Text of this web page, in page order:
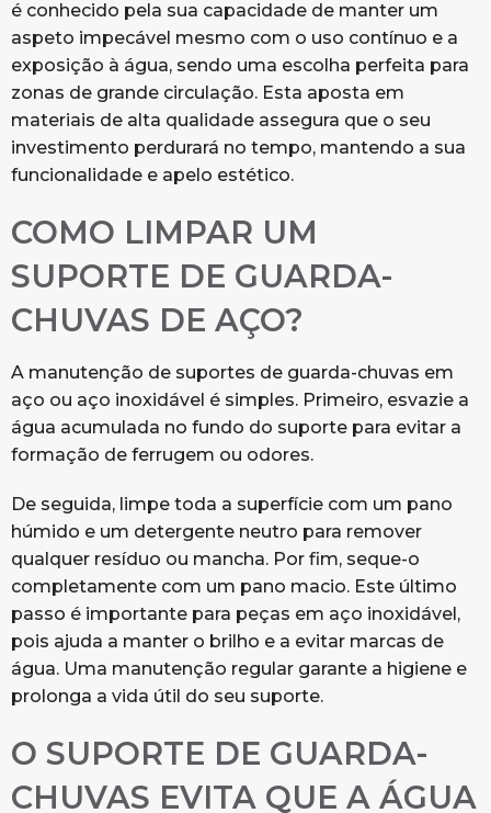
é conhecido pela sua capacidade de manter um
aspeto impecável mesmo com o uso contínuo e a
exposição à água, sendo uma escolha perfeita para
zonas de grande circulação. Esta aposta em
materiais de alta qualidade assegura que o seu
investimento perdurará no tempo, mantendo a sua
funcionalidade e apelo estético.
COMO LIMPAR UM
SUPORTE DE GUARDA-
CHUVAS DE AÇO?
A manutenção de suportes de guarda-chuvas em
aço ou aço inoxidável é simples. Primeiro, esvazie a
água acumulada no fundo do suporte para evitar a
formação de ferrugem ou odores.
De seguida, limpe toda a superfície com um pano
húmido e um detergente neutro para remover
qualquer resíduo ou mancha. Por fim, seque-o
completamente com um pano macio. Este último
passo é importante para peças em aço inoxidável,
pois ajuda a manter o brilho e a evitar marcas de
água. Uma manutenção regular garante a higiene e
prolonga a vida útil do seu suporte.
O SUPORTE DE GUARDA-
CHUVAS EVITA QUE A ÁGUA